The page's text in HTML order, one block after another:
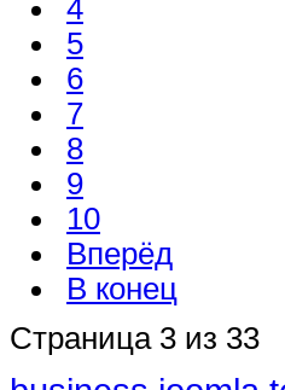
4
5
6
7
8
9
10
Вперёд
В конец
Страница 3 из 33